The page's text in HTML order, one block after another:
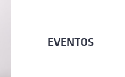
EVENTOS